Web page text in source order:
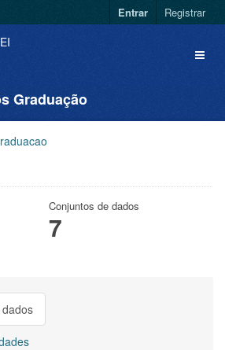
Entrar Registrar
Graduação
Conjuntos de dados
7